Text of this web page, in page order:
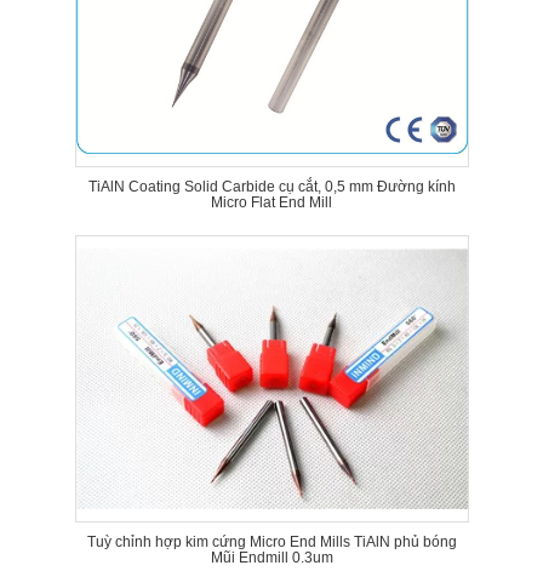
TiAlN Coating Solid Carbide cụ cắt, 0,5 mm Đường kính
Micro Flat End Mill
Tuỳ chỉnh hợp kim cứng Micro End Mills TiAlN phủ bóng
Mũi Endmill 0.3um